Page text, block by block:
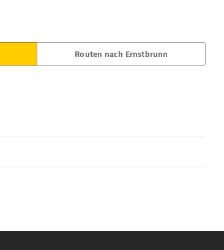
Routen nach Ernstbrunn